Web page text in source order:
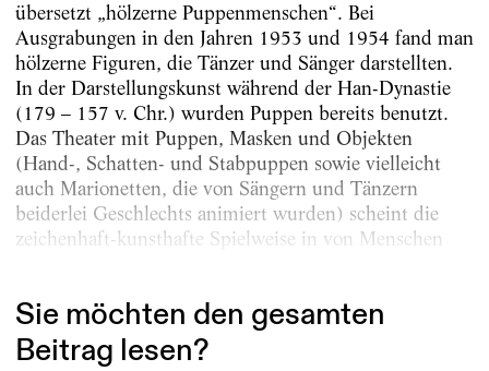
übersetzt „hölzerne Puppenmenschen“. Bei
Ausgrabungen in den Jahren 1953 und 1954 fand man
hölzerne Figuren, die Tänzer und Sänger darstellten.
In der Darstellungskunst während der Han-Dynastie
(179 – 157 v. Chr.) wurden Puppen bereits benutzt.
Das Theater mit Puppen, Masken und Objekten
(Hand-, Schatten- und Stabpuppen sowie vielleicht
auch Marionetten, die von Sängern und Tänzern
beiderlei Geschlechts animiert wurden) scheint die
zeichenhaft-kunsthafte Spielweise in von Menschen
Sie möchten den gesamten
Beitrag lesen?